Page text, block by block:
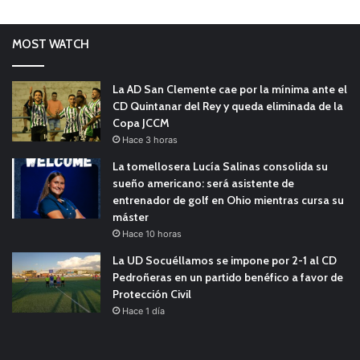
MOST WATCH
La AD San Clemente cae por la mínima ante el
CD Quintanar del Rey y queda eliminada de la
Copa JCCM
Hace 3 horas
La tomellosera Lucía Salinas consolida su
sueño americano: será asistente de
entrenador de golf en Ohio mientras cursa su
máster
Hace 10 horas
La UD Socuéllamos se impone por 2-1 al CD
Pedroñeras en un partido benéfico a favor de
Protección Civil
Hace 1 día